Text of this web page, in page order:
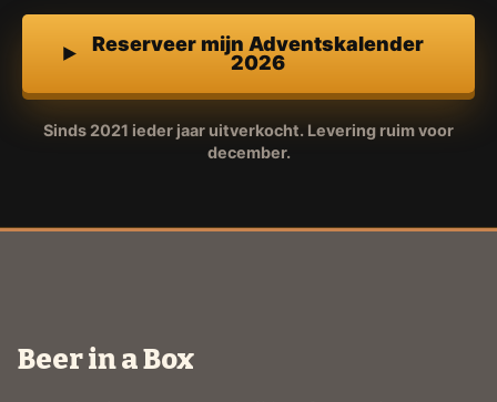
Reserveer mijn Adventskalender
2026
Sinds 2021 ieder jaar uitverkocht. Levering ruim voor
december.
Beer in a Box